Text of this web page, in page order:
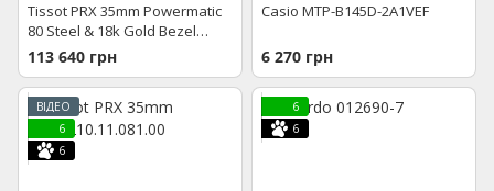
Tissot PRX 35mm Powermatic
80 Steel & 18k Gold Bezel
T931.207.41.336.00
113 640 грн
Casio MTP-B145D-2A1VEF
6 270 грн
ВІДЕО
6
6
6
6